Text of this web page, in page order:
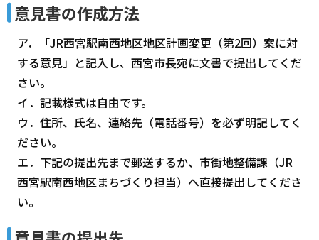
意見書の作成方法
ア．「JR西宮駅南西地区地区計画変更（第2回）案に対
する意見」と記入し、西宮市長宛に文書で提出してくだ
さい。
イ．記載様式は自由です。
ウ．住所、氏名、連絡先（電話番号）を必ず明記してく
ださい。
エ．下記の提出先まで郵送するか、市街地整備課（JR
西宮駅南西地区まちづくり担当）へ直接提出してくださ
い。